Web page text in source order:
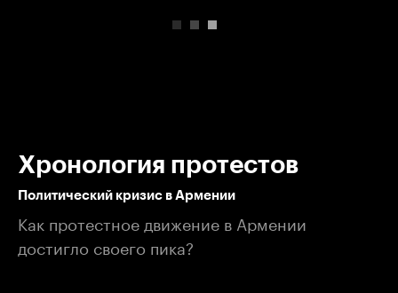
Хронология протестов
Политический кризис в Армении
Как протестное движение в Армении
достигло своего пика?